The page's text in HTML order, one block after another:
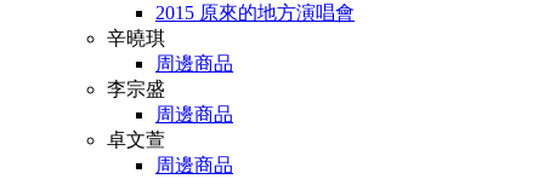
2015 原來的地方演唱會
辛曉琪
周邊商品
李宗盛
周邊商品
卓文萱
周邊商品